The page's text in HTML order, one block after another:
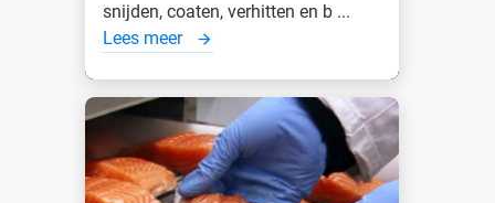
snijden, coaten, verhitten en b ...
Lees meer